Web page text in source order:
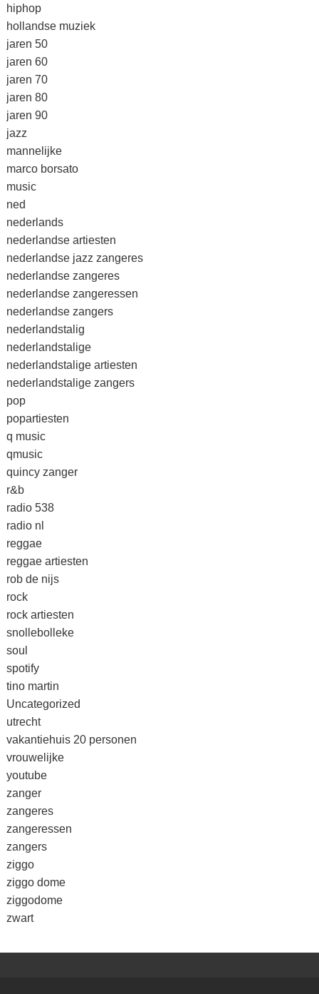
hiphop
hollandse muziek
jaren 50
jaren 60
jaren 70
jaren 80
jaren 90
jazz
mannelijke
marco borsato
music
ned
nederlands
nederlandse artiesten
nederlandse jazz zangeres
nederlandse zangeres
nederlandse zangeressen
nederlandse zangers
nederlandstalig
nederlandstalige
nederlandstalige artiesten
nederlandstalige zangers
pop
popartiesten
q music
qmusic
quincy zanger
r&b
radio 538
radio nl
reggae
reggae artiesten
rob de nijs
rock
rock artiesten
snollebolleke
soul
spotify
tino martin
Uncategorized
utrecht
vakantiehuis 20 personen
vrouwelijke
youtube
zanger
zangeres
zangeressen
zangers
ziggo
ziggo dome
ziggodome
zwart